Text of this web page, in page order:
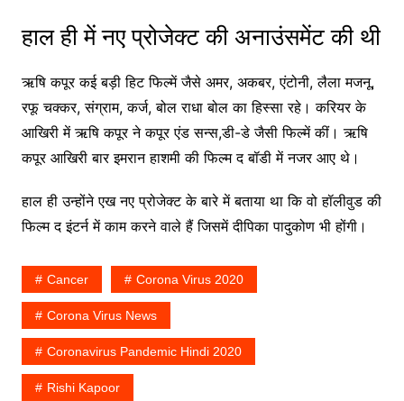
हाल ही में नए प्रोजेक्ट की अनाउंसमेंट की थी
ऋषि कपूर कई बड़ी हिट फिल्में जैसे अमर, अकबर, एंटोनी, लैला मजनू,
रफू चक्कर, संग्राम, कर्ज, बोल राधा बोल का हिस्सा रहे। करियर के
आखिरी में ऋषि कपूर ने कपूर एंड सन्स,डी-डे जैसी फिल्में कीं। ऋषि
कपूर आखिरी बार इमरान हाशमी की फिल्म द बॉडी में नजर आए थे।
हाल ही उन्होंने एख नए प्रोजेक्ट के बारे में बताया था कि वो हॉलीवुड की
फिल्म द इंटर्न में काम करने वाले हैं जिसमें दीपिका पादुकोण भी होंगी।
Cancer Corona Virus 2020
Corona Virus News
Coronavirus Pandemic Hindi 2020
Rishi Kapoor